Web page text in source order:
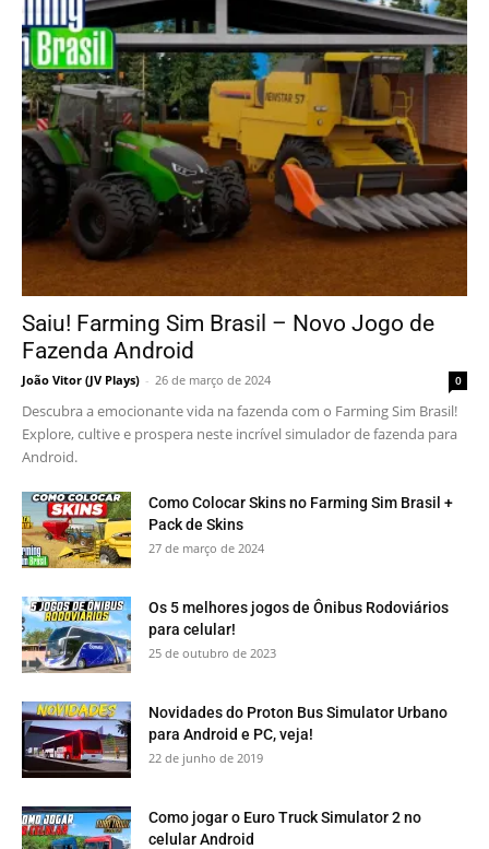
Saiu! Farming Sim Brasil – Novo Jogo de
Fazenda Android
João Vitor (JV Plays) - 26 de março de 2024 0
Descubra a emocionante vida na fazenda com o Farming Sim Brasil!
Explore, cultive e prospera neste incrível simulador de fazenda para
Android.
Como Colocar Skins no Farming Sim Brasil +
Pack de Skins
27 de março de 2024
Os 5 melhores jogos de Ônibus Rodoviários
para celular!
25 de outubro de 2023
Novidades do Proton Bus Simulator Urbano
para Android e PC, veja!
22 de junho de 2019
Como jogar o Euro Truck Simulator 2 no
celular Android